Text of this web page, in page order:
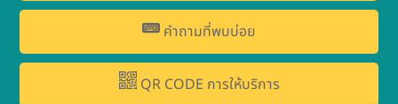
คำถามที่พบบ่อย
QR CODE การให้บริการ